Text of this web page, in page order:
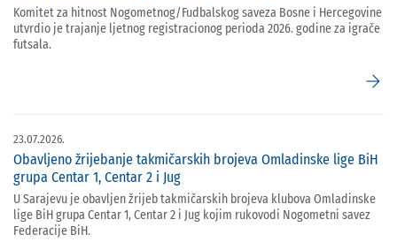
Komitet za hitnost Nogometnog/Fudbalskog saveza Bosne i Hercegovine
utvrdio je trajanje ljetnog registracionog perioda 2026. godine za igrače
futsala.
arrow_forward
23.07.2026.
Obavljeno žrijebanje takmičarskih brojeva Omladinske lige BiH
grupa Centar 1, Centar 2 i Jug
U Sarajevu je obavljen žrijeb takmičarskih brojeva klubova Omladinske
lige BiH grupa Centar 1, Centar 2 i Jug kojim rukovodi Nogometni savez
Federacije BiH.